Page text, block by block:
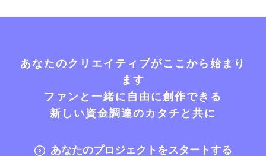
あなたのクリエイティブがここから始まり
ます
ファンと一緒に自由に創作できる
新しい資金調達のカタチと共に
あなたのプロジェクトをスタートする